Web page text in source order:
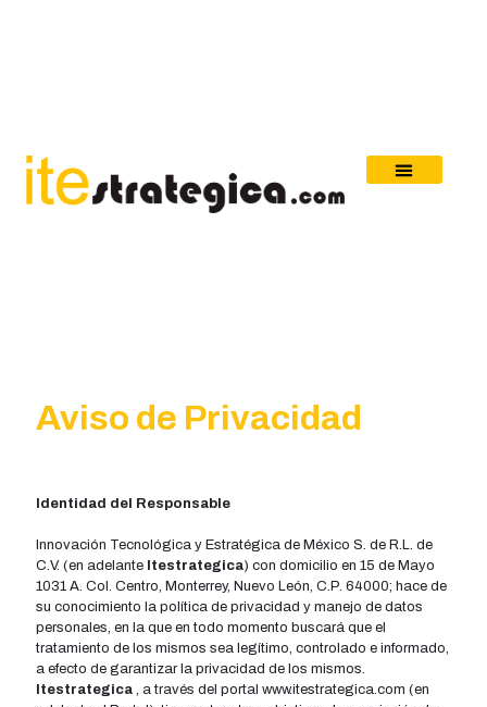
Aviso de Privacidad
Identidad del Responsable
Innovación Tecnológica y Estratégica de México S. de R.L. de
C.V. (en adelante Itestrategica) con domicilio en 15 de Mayo
1031 A. Col. Centro, Monterrey, Nuevo León, C.P. 64000; hace de
su conocimiento la polí­tica de privacidad y manejo de datos
personales, en la que en todo momento buscará que el
tratamiento de los mismos sea legí­timo, controlado e informado,
a efecto de garantizar la privacidad de los mismos.
Itestrategica , a través del portal www.itestrategica.com (en